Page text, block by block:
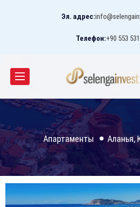
Эл. адрес:
Телефон:+90 553
Апартаменты Аланья,